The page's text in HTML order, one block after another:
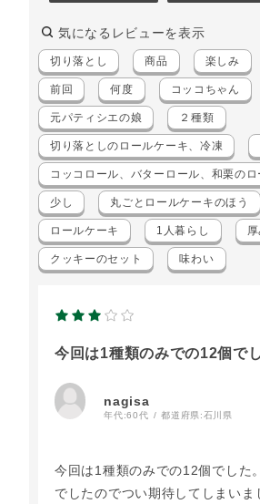
気になるレビューを表示
切り落とし 商品 楽しみ
前回 何度 コッコちゃん
元パティシエの娘 ２種類
切り落としのロールケーキ、冷凍
コッコロール、バターロール、和栗の
少し 丸ごとロールケーキのほう
ロールケーキ 1人暮らし
クッキーのセット 味わい
今回は1種類のみでの12個でし
nagisa
年代:60代 都道府県:石川県
今回は1種類のみでの12個でした
でしたのでつい期待してしまいま